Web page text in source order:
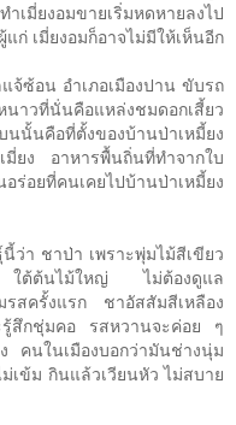
มี่ยงอมขายเริ่มหดหายลงไป
เมี่ยงอมก็อาจไม่มีให้เห็นอีก
จ้ซ้อน อำเภอเมืองปาน ขับรถ
าวที่นั่นคือแหล่งชมดอกเสี้ยว
นั้นคือที่ตั้งของบ้านป่าเหมี้ยง
มี่ยง อาหารพื้นถิ่นที่ทำจากใบ
ร่อยที่คนเคยไปบ้านป่าเหมี้ยง
ว่า ชาป่า เพราะพุ่มไม้สีเขียว
ใต้ต้นไม้ใหญ่ ไม่ต้องดูแล
สครั้งแรก ชาอัสสัมสีเหลือง
รู้สึกชุ่มคอ รสหวานจะค่อย ๆ
คนในเมืองบอกว่ามันช่างนุ่ม
ข้ม กินแล้วเวียนหัว ไม่สบาย